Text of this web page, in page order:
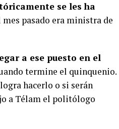
se les ha
pasado era ministra de
a ese puesto en el
termine el quinquenio.
hacerlo o si serán
a Télam el politólogo